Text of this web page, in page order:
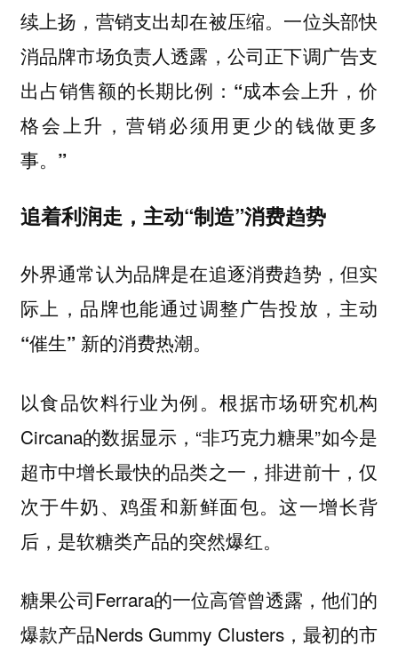
续上扬，营销支出却在被压缩。一位头部快
消品牌市场负责人透露， 公司正下调广告支
出占销售额的长期比例：“成本会上升，价
格会上升，营销必须用更少的钱做更多
事。”
追着利润走，主动“制造”消费趋势
外界通常认为品牌是在追逐消费趋势，但实
际上，品牌也能通过调整广告投放，主动
“催生” 新的消费热潮。
以食品饮料行业为例。根据市场研究机构
Circana的数据显示，“非巧克力糖果”如今是
超市中增长最快的品类之一，排进前十，仅
次于牛奶、鸡蛋和新鲜面包。这一增长背
后，是软糖类产品的突然爆红。
糖果公司Ferrara的一位高管曾透露，他们的
爆款产品Nerds Gummy Clusters，最初的市